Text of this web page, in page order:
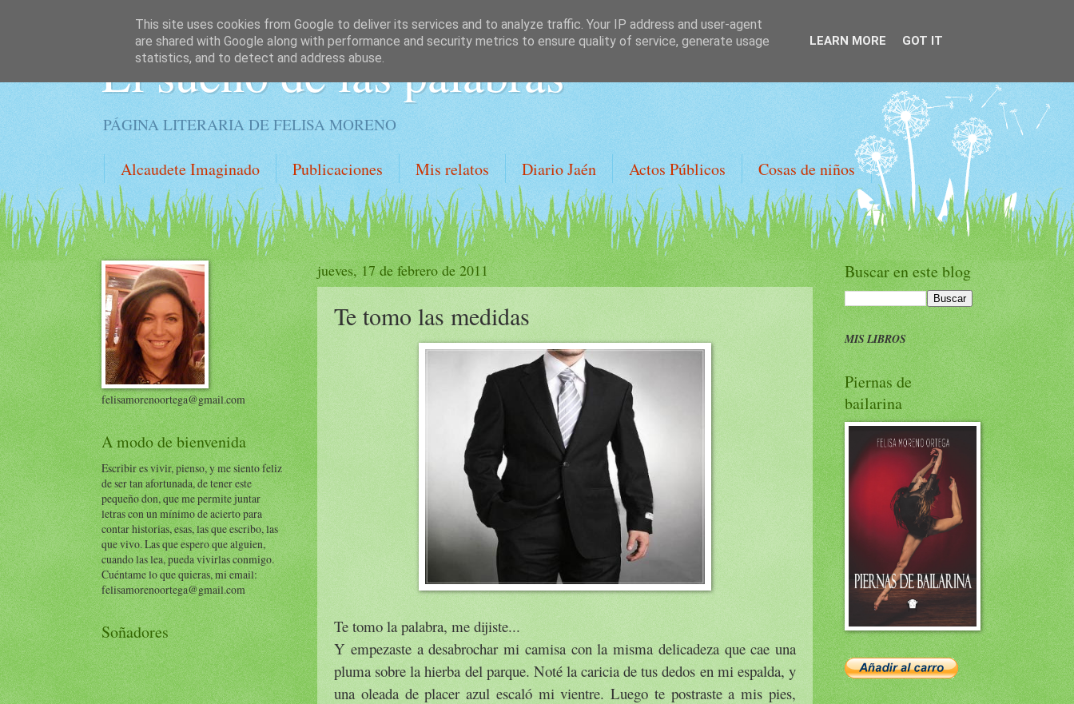
El sueño de las palabras
PÁGINA LITERARIA DE FELISA MORENO
Alcaudete Imaginado Publicaciones Mis relatos Diario Jaén Actos Públicos Cosas de niños
jueves, 17 de febrero de 2011
Te tomo las medidas
Te tomo la palabra, me dijiste...
Y empezaste a desabrochar mi camisa con la misma delicadeza que cae una
pluma sobre la hierba del parque. Noté la caricia de tus dedos en mi espalda, y
una oleada de placer azul escaló mi vientre. Luego te postraste a mis pies,
felisamorenoortega@gmail.com
A modo de bienvenida
Escribir es vivir, pienso, y me siento feliz
de ser tan afortunada, de tener este
pequeño don, que me permite juntar
letras con un mínimo de acierto para
contar historias, esas, las que escribo, las
que vivo. Las que espero que alguien,
cuando las lea, pueda vivirlas conmigo.
Cuéntame lo que quieras, mi email:
felisamorenoortega@gmail.com
Soñadores
Buscar en este blog
MIS LIBROS
Piernas de
bailarina
This site uses cookies from Google to deliver its services and to analyze traffic. Your IP address and user-agent
are shared with Google along with performance and security metrics to ensure quality of service, generate usage
statistics, and to detect and address abuse.
LEARN MORE GOT IT